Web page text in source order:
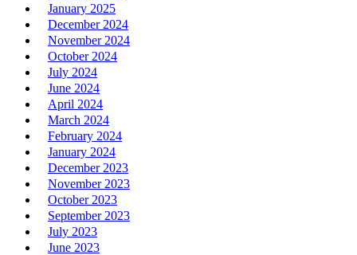
January 2025
December 2024
November 2024
October 2024
July 2024
June 2024
April 2024
March 2024
February 2024
January 2024
December 2023
November 2023
October 2023
September 2023
July 2023
June 2023